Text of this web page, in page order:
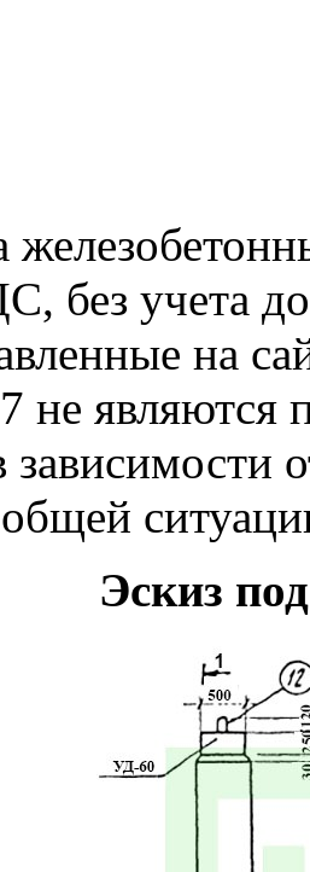
без учета
на
не являются
зависимости
Эскиз